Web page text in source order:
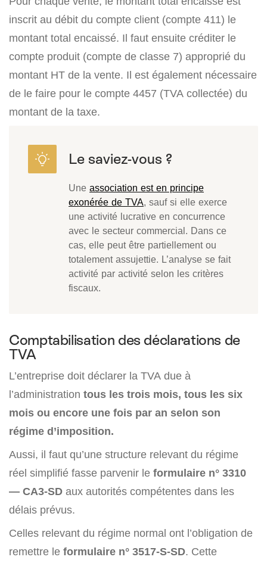
inscrit au débit du compte client (compte 411) le
montant total encaissé. Il faut ensuite créditer le
compte produit (compte de classe 7) approprié du
montant HT de la vente. Il est également nécessaire
de le faire pour le compte 4457 (TVA collectée) du
montant de la taxe.
Une association est en principe
exonérée de TVA, sauf si elle exerce
une activité lucrative en concurrence
avec le secteur commercial. Dans ce
cas, elle peut être partiellement ou
totalement assujettie. L’analyse se fait
activité par activité selon les critères
fiscaux.
Comptabilisation des déclarations de
TVA
L’entreprise doit déclarer la TVA due à
l’administration tous les trois mois, tous les six
mois ou encore une fois par an selon son
régime d’imposition.
Aussi, il faut qu’une structure relevant du régime
réel simplifié fasse parvenir le formulaire n° 3310
— CA3-SD aux autorités compétentes dans les
délais prévus.
Celles relevant du régime normal ont l’obligation de
remettre le formulaire n° 3517-S-SD. Cette